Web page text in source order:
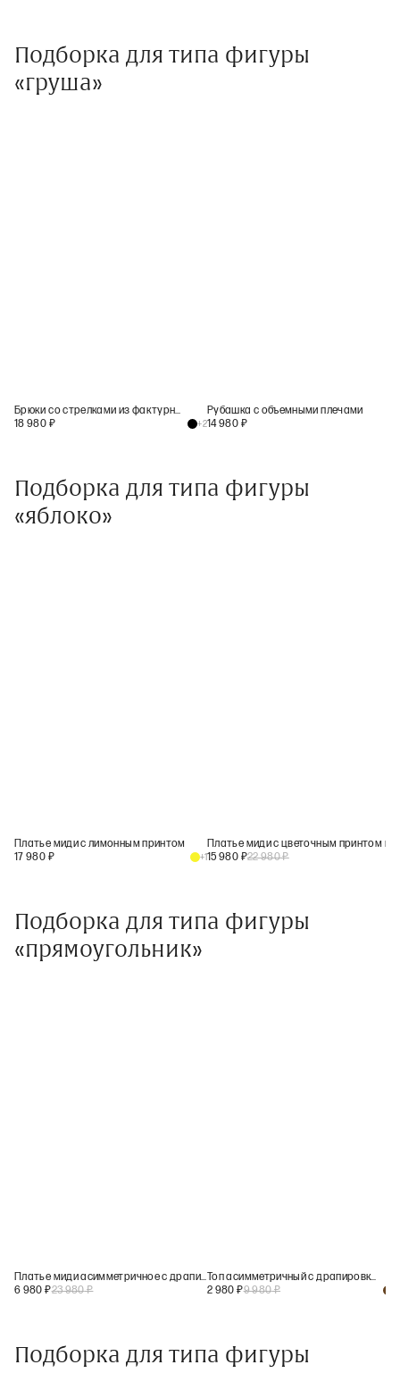
Подборка для типа фигуры
«груша»
Брюки со стрелками из фактурной шерсти
18 980 ₽ +2
Рубашка с объемными плечами
14 980 ₽
Подборка для типа фигуры
«яблоко»
Платье миди с лимонным принтом
17 980 ₽ +115 980 ₽22 980₽
Подборка для типа фигуры
«прямоугольник»
Платье миди асимметричное с драпировкой
6 980 ₽23 980₽
Топ асимметричный с драпировкой
2 980 ₽9 980₽
Подборка для типа фигуры